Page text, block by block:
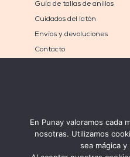
Guía de tallas de anillos
Cuidados del latón
Envíos y devoluciones
Contacto
Mi cuenta
En Punay valoramos cada
nosotras. Utilizamos
sea mágica y